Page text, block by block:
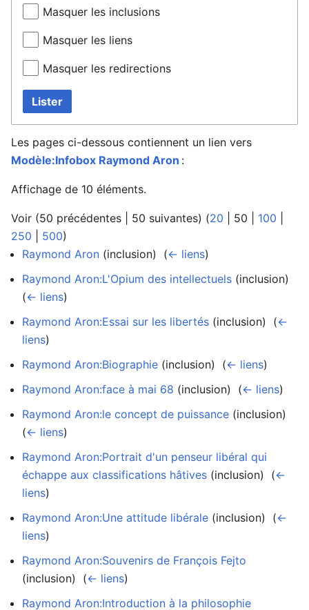
Masquer les inclusions
Masquer les liens
Masquer les redirections
Lister
Les pages ci-dessous contiennent un lien vers
Modèle:Infobox Raymond Aron :
Affichage de 10 éléments.
Voir (50 précédentes 50 suivantes) (20 50 100
250
500)
Raymond Aron (inclusion) ‎ (← liens)
Raymond Aron:L'Opium des intellectuels (inclusion) ‎
(← liens)
Raymond Aron:Essai sur les libertés (inclusion) ‎ (←
liens)
Raymond Aron:Biographie (inclusion) ‎ (← liens)
Raymond Aron:face à mai 68 (inclusion) ‎ (← liens)
Raymond Aron:le concept de puissance (inclusion) ‎
(← liens)
Raymond Aron:Portrait d'un penseur libéral qui
échappe aux classifications hâtives (inclusion) ‎ (←
liens)
Raymond Aron:Une attitude libérale (inclusion) ‎ (←
liens)
Raymond Aron:Souvenirs de François Fejto
(inclusion) ‎ (← liens)
Raymond Aron:Introduction à la philosophie